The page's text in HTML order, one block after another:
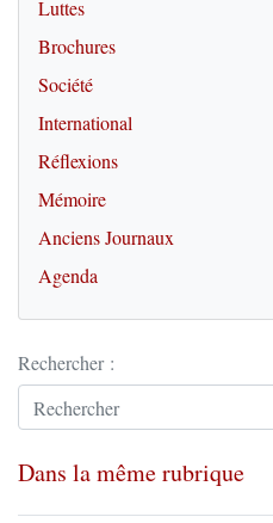
Luttes
Brochures
Société
International
Réflexions
Mémoire
Anciens Journaux
Agenda
Rechercher :
Dans la même rubrique